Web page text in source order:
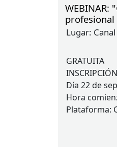
Inscripción:
completar
WEBINAR:
Lugar:
GRATUITA
INSCRIPCIÓN
Día 22 de
Hora
Plataforma: